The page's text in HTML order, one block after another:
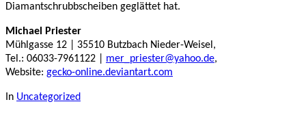
Diamantschrubbscheiben geglättet hat.
Michael Priester
Mühlgasse 12 | 35510 Butzbach Nieder-Weisel,
Tel.: 06033-7961122 | mer_priester@yahoo.de,
Website: gecko-online.deviantart.com
In Uncategorized